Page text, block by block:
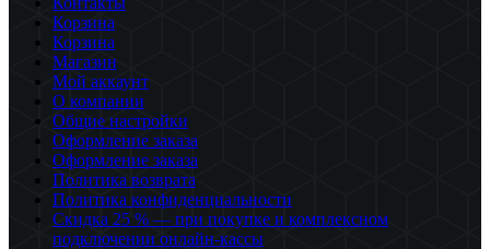
Корзина
Корзина
Магазин
Мой аккаунт
О компании
Общие настройки
Оформление заказа
Оформление заказа
Политика возврата
Политика конфиденциальности
Скидка 25 % — при покупке и комплексном
подключении онлайн-кассы